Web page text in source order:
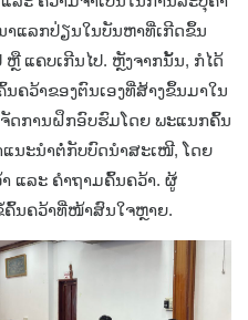
າແລກປ່ຽນໃນບັນຫາທີ່ເກີດຂຶ້ນ
ຫຼື ແຄບເກີນໄປ. ຫຼັງຈາກນັ້ນ, ກໍໄດ້
ຄວ້າຂອງຕົນເອງທີ່ສ້າງຂຶ້ນມາໃນ
ດການຝຶກອົບຮົມໂດຍ ພະແນກຄົ້ນ
ແນະນໍາຕໍ່ກັບບົດນໍາສະເໜີ, ໂດຍ
ແລະ ຄໍາຖາມຄົ້ນຄວ້າ. ຜູ້
ຄົ້ນຄວ້າທີ່ໜ້າສົນໃຈຫຼາຍ.